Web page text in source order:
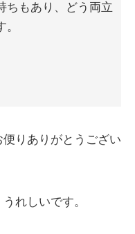
ちもあり、どう両立
りありがとうござい
れしいです。